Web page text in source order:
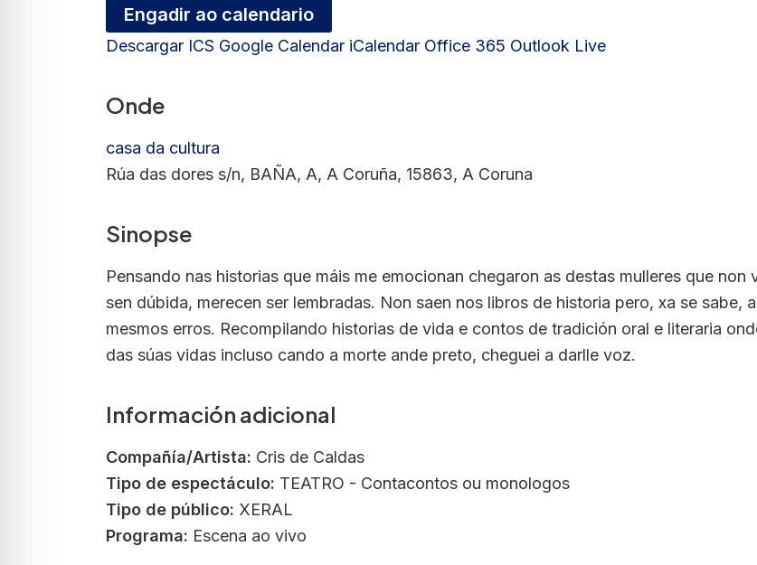
Engadir ao calendario
Descargar ICS Google Calendar iCalendar Office 365 Outlook Live
Onde
casa da cultura
Rúa das dores s/n, BAÑA, A, A Coruña, 15863, A Coruna
Sinopse
Pensando nas historias que máis me emocionan chegaron as destas mulleres que
sen dúbida, merecen ser lembradas. Non saen nos libros de historia pero, xa se sabe,
mesmos erros. Recompilando historias de vida e contos de tradición oral e literaria
das súas vidas incluso cando a morte ande preto, cheguei a darlle voz.
Información adicional
Compañía/Artista: Cris de Caldas
Tipo de espectáculo: TEATRO - Contacontos ou monologos
Tipo de público: XERAL
Programa: Escena ao vivo